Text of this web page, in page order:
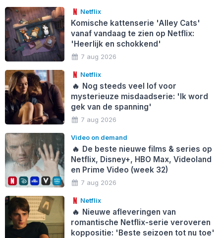
Netflix
Komische kattenserie 'Alley Cats'
vanaf vandaag te zien op Netflix:
'Heerlijk en schokkend'
7 aug 2026
Netflix
🔥 Nog steeds veel lof voor
mysterieuze misdaadserie: 'Ik word
gek van de spanning'
7 aug 2026
Video on demand
🔥 De beste nieuwe films & series op
Netflix, Disney+, HBO Max, Videoland
en Prime Video (week 32)
7 aug 2026
Netflix
🔥 Nieuwe afleveringen van
romantische Netflix-serie veroveren
koppositie: 'Beste seizoen tot nu toe'